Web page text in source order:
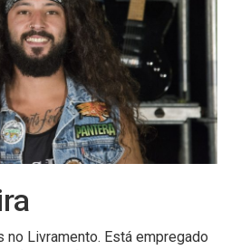
Livramento. Está empregado